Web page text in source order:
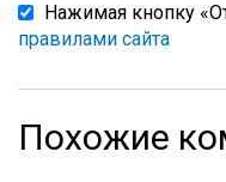
Нажимая кнопку
правилами сайта
Похожие